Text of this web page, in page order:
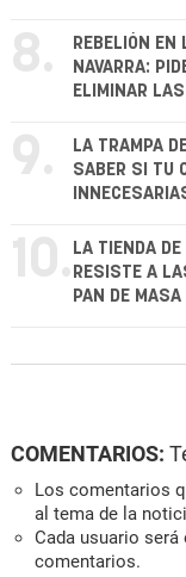
8.
REBELIÓN EN
NAVARRA:
ELIMINAR
9.
LA TRAMPA
SABER SI TU
10. LA TIENDA DE
RESISTE A
PAN DE MASA
COMENTARIOS:
Los comentarios
al tema de la
Cada usuario
comentarios.